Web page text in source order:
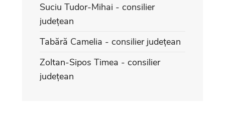
Suciu Tudor-Mihai - consilier
județean
Tabără Camelia - consilier județean
Zoltan-Sipos Timea - consilier
județean